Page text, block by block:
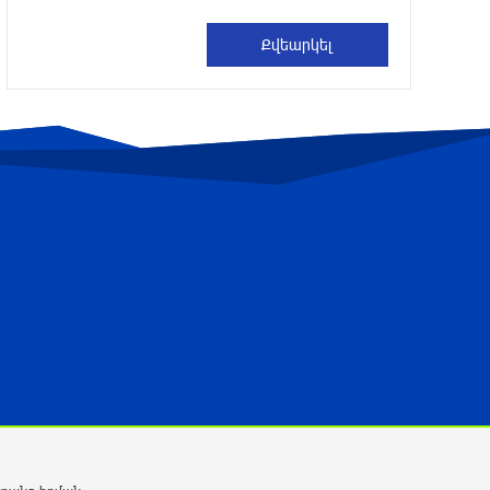
Պեղումներ և նոր բացահայտում Հին
Խնձորեսկում
Սալահը կարիերան կշարունակի